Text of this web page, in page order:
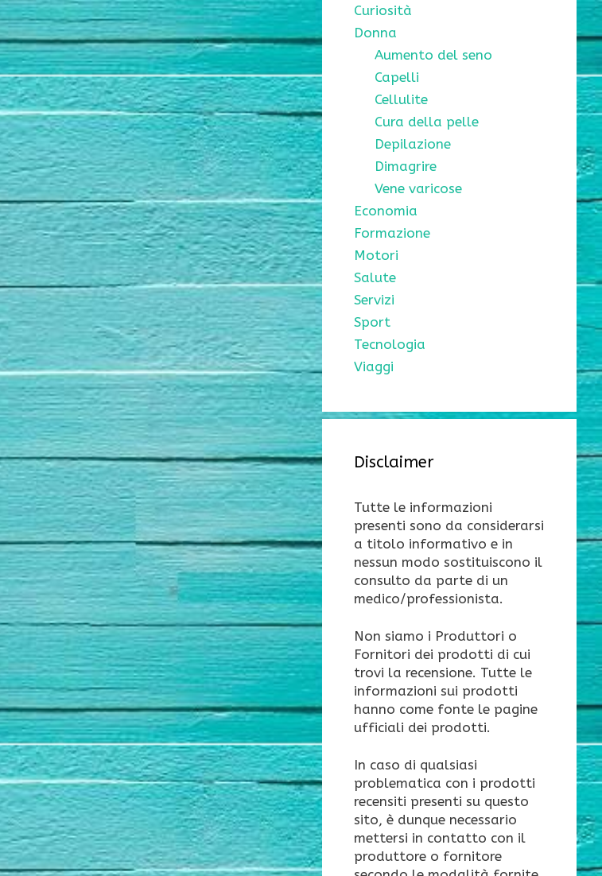
Curiosità
Donna
Aumento del seno
Capelli
Cellulite
Cura della pelle
Depilazione
Dimagrire
Vene varicose
Economia
Formazione
Motori
Salute
Servizi
Sport
Tecnologia
Viaggi
Disclaimer
Tutte le informazioni
presenti sono da considerarsi
a titolo informativo e in
nessun modo sostituiscono il
consulto da parte di un
medico/professionista.
Non siamo i Produttori o
Fornitori dei prodotti di cui
trovi la recensione. Tutte le
informazioni sui prodotti
hanno come fonte le pagine
ufficiali dei prodotti.
In caso di qualsiasi
problematica con i prodotti
recensiti presenti su questo
sito, è dunque necessario
mettersi in contatto con il
produttore o fornitore